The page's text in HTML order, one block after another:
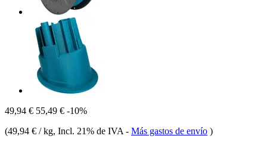
49,94 € 55,49 € -10%
(49,94 € / kg, Incl. 21% de IVA - Más gastos de envío )